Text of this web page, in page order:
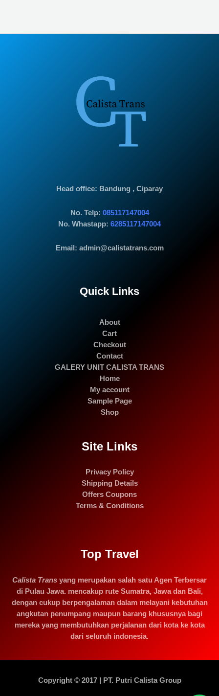
Head office: Bandung , Ciparay
No. Telp: 085117147004
No. Whastapp: 6285117147004
Email: admin@calistatrans.com
Quick Links
About
Cart
Checkout
Contact
GALERY UNIT CALISTA TRANS
Home
My account
Sample Page
Shop
Site Links
Privacy Policy
Shipping Details
Offers Coupons
Terms & Conditions
Top Travel
Calista Trans yang merupakan salah satu Agen Terbersar
di Pulau Jawa. mencakup rute Sumatra, Jawa dan Bali,
dengan cukup berpengalaman dalam melayani kebutuhan
angkutan penumpang maupun barang khususnya bagi
mereka yang membutuhkan perjalanan dari kota ke kota
dari seluruh indonesia.
Copyright © 2017 | PT. Putri Calista Group